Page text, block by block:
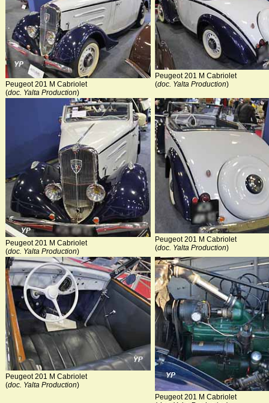
Peugeot 201 M Cabriolet
(doc. Yalta Production)
Peugeot 201 M Cabriolet
(doc. Yalta Production)
Peugeot 201 M Cabriolet
(doc. Yalta Production)
Peugeot 201 M Cabriolet
(doc. Yalta Production)
Peugeot 201 M Cabriolet
(doc. Yalta Production)
Peugeot 201 M Cabriolet